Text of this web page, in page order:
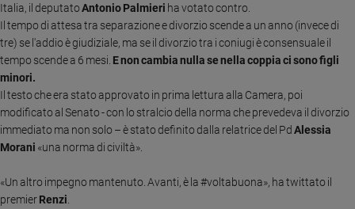
Diversità
e
inclusione
Costume
Cultura
e
spettacoli
Cinema,
Italia, il deputatoAntonio Palmieri ha votato contro.
Il tempo di attesa tra separazione e divorzio scende a un anno (invece di
tre) se l'addio è giudiziale, ma se il divorzio tra i coniugi è consensuale il
tempo scende a 6 mesi. E non cambia nulla se nella coppia ci sono figli
minori.
Il testo che era stato approvato in prima lettura alla Camera, poi
modificato al Senato - con lo stralcio della norma che prevedeva il divorzio
immediato ma non solo – è stato definito dalla relatrice del Pd Alessia
Morani «una norma di civiltà».
«Un altro impegno mantenuto. Avanti, è la #voltabuona», ha twittato il
premierRenzi